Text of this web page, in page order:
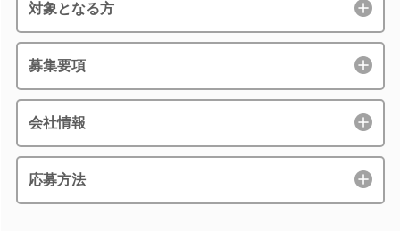
対象となる方
募集要項
会社情報
応募方法